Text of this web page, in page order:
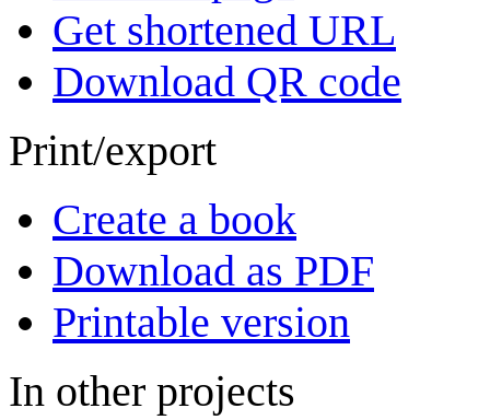
Get shortened URL
Download QR code
Print/export
Create a book
Download as PDF
Printable version
In other projects